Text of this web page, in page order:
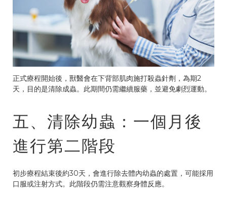
正式療程開始後，獸醫會在下背部肌肉施打殺蟲針劑，為期2
天，目的是清除成蟲。此期間仍需繼續服藥，並避免劇烈運動。
五、清除幼蟲：一個月後
進行第二階段
初步療程結束後約30天，會進行除去體內幼蟲的處置，可能採用
口服或注射方式。此階段仍需注意觀察身體反應。